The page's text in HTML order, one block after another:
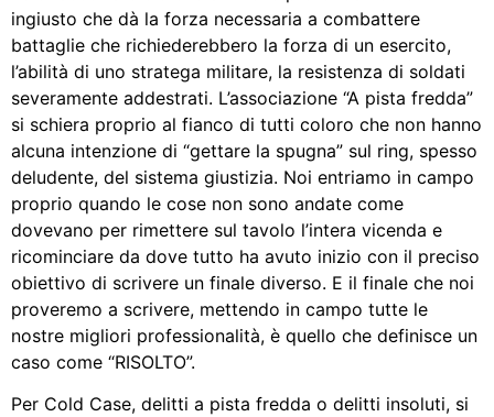
ingiusto che dà la forza necessaria a combattere
battaglie che richiederebbero la forza di un esercito,
l’abilità di uno stratega militare, la resistenza di soldati
severamente addestrati. L’associazione “A pista fredda”
si schiera proprio al fianco di tutti coloro che non hanno
alcuna intenzione di “gettare la spugna” sul ring, spesso
deludente, del sistema giustizia. Noi entriamo in campo
proprio quando le cose non sono andate come
dovevano per rimettere sul tavolo l’intera vicenda e
ricominciare da dove tutto ha avuto inizio con il preciso
obiettivo di scrivere un finale diverso. E il finale che noi
proveremo a scrivere, mettendo in campo tutte le
nostre migliori professionalità, è quello che definisce un
caso come “RISOLTO”.
Per Cold Case, delitti a pista fredda o delitti insoluti, si